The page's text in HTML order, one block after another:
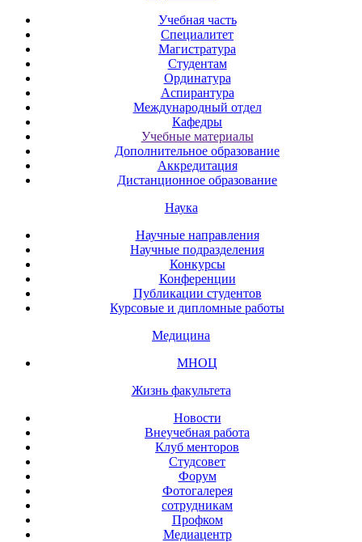
Учебная часть
Специалитет
Магистратура
Студентам
Ординатура
Аспирантура
Международный отдел
Кафедры
Учебные материалы
Дополнительное образование
Аккредитация
Дистанционное образование
Наука
Научные направления
Научные подразделения
Конкурсы
Конференции
Публикации студентов
Курсовые и дипломные работы
Медицина
МНОЦ
Жизнь факультета
Новости
Внеучебная работа
Клуб менторов
Студсовет
Форум
Фотогалерея
сотрудникам
Профком
Медиацентр